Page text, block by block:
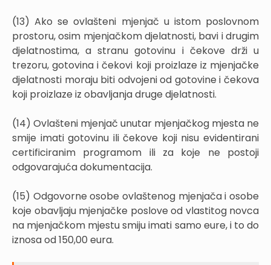
(13) Ako se ovlašteni mjenjač u istom poslovnom
prostoru, osim mjenjačkom djelatnosti, bavi i drugim
djelatnostima, a stranu gotovinu i čekove drži u
trezoru, gotovina i čekovi koji proizlaze iz mjenjačke
djelatnosti moraju biti odvojeni od gotovine i čekova
koji proizlaze iz obavljanja druge djelatnosti.
(14) Ovlašteni mjenjač unutar mjenjačkog mjesta ne
smije imati gotovinu ili čekove koji nisu evidentirani
certificiranim programom ili za koje ne postoji
odgovarajuća dokumentacija.
(15) Odgovorne osobe ovlaštenog mjenjača i osobe
koje obavljaju mjenjačke poslove od vlastitog novca
na mjenjačkom mjestu smiju imati samo eure, i to do
iznosa od 150,00 eura.